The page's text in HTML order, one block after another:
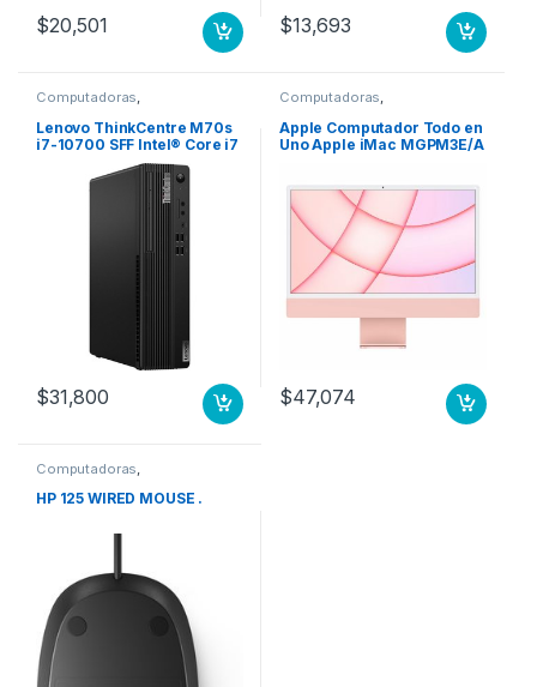
$20,501 $13,693
Computadoras,
Lenovo ThinkCentre M70s
i7-10700 SFF Intel® Core i7
8 GB DDR4-SDRAM 256 GB
SSD Windows 11 Pro PC
Negro 256GB SSD M.2 WIFI
$31,800
Computadoras,
Apple Computador Todo en
Uno Apple iMac MGPM3E/A
256GB SSD – 61cm (24″)
4480 x 2520 – De Escritorio
– Rosa – macOS Big Sur –
IEEE 802.11 a/b/g/n/ac/ax –
143W CPU 8N GPU 8N 256
GB ROSA
$47,074
Computadoras
Computadoras de Escritorio
HP 125 WIRED MOUSE .